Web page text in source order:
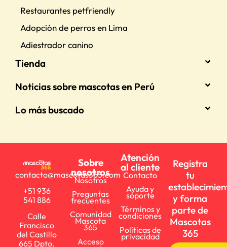
Restaurantes petfriendly
Adopción de perros en Lima
Adiestrador canino
Tienda
Noticias sobre mascotas en Perú
Lo más buscado
contacto@mascotas365.com
+51 936
541 886
Calle
Francisco
del Castillo
665 Dpto.
Sobre
nosotros
Nosotros
Preguntas
frecuentes
Comunidad
Mascota
365
Acceso
Atención
al cliente
Contacto
Ayuda y
soporte
Términos y
condiciones
Políticas de
privacidad
Registra
tu
y forma
parte de
Mascotas
365